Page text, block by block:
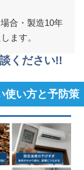
合・製造10年
ます。
ください!!
使い方と予防策